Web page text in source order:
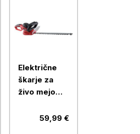
Električne
škarje za
živo mejo
895238,59,99 €